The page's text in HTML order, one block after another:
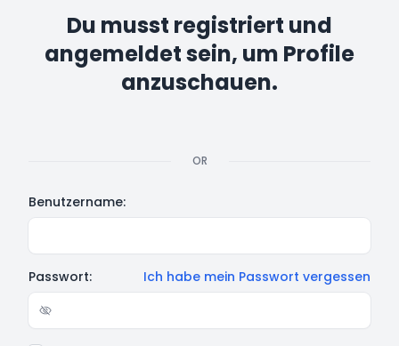
Du musst registriert und
angemeldet sein, um Profile
anzuschauen.
OR
Benutzername:
Passwort: Ich habe mein Passwort vergessen
Show/hide password